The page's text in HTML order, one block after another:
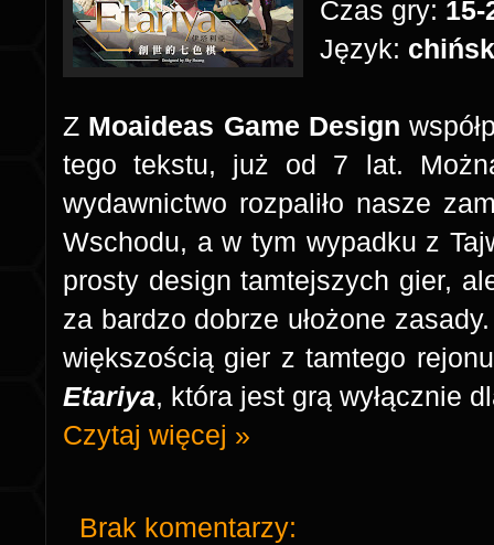
Czas gry:
Język:
Z Moaideas Game Design
tego tekstu, już od 7 lat.
wydawnictwo rozpaliło nasze
Wschodu, a w tym wypadku z
prosty design tamtejszych gier,
za bardzo dobrze ułożone
większością gier z tamtego
Etariya, która jest grą wyłącznie
Czytaj więcej »
Brak komentarzy: